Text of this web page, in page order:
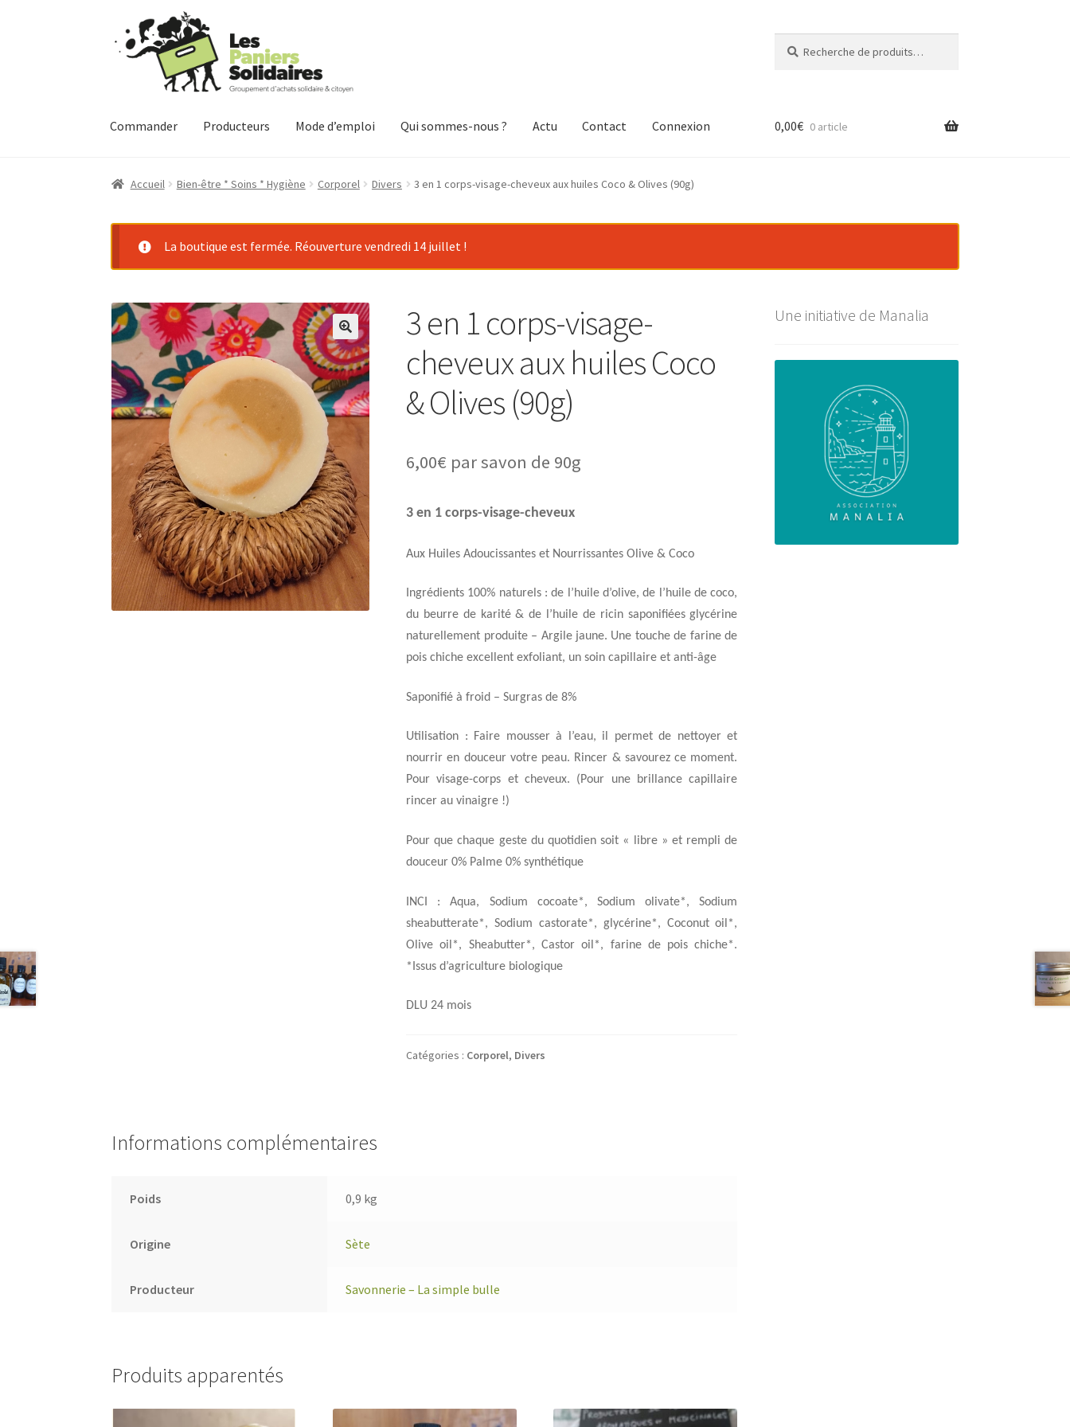
Aller
Aller
pour :
Commander Producteurs Mode d’emploi Qui sommes-nous ? Actu Contact Connexion 0,00€ 0 article
Accueil Bien-être * Soins * Hygiène Corporel Divers 3 en 1 corps-visage-cheveux aux huiles Coco & Olives (90g)
La boutique est fermée. Réouverture vendredi 14 juillet !
3 en 1 corps-visage-
cheveux aux huiles Coco
& Olives (90g)
6,00€ par savon de 90g
3 en 1 corps-visage-cheveux
Aux Huiles Adoucissantes et Nourrissantes Olive & Coco
Ingrédients 100% naturels : de l’huile d’olive, de l’huile de coco,
du beurre de karité & de l’huile de ricin saponifiées glycérine
naturellement produite – Argile jaune. Une touche de farine de
pois chiche excellent exfoliant, un soin capillaire et anti-âge
Saponifié à froid – Surgras de 8%
Utilisation : Faire mousser à l’eau, il permet de nettoyer et
nourrir en douceur votre peau. Rincer & savourez ce moment.
Pour visage-corps et cheveux. (Pour une brillance capillaire
rincer au vinaigre !)
Pour que chaque geste du quotidien soit « libre » et rempli de
douceur 0% Palme 0% synthétique
INCI : Aqua, Sodium cocoate*, Sodium olivate*, Sodium
sheabutterate*, Sodium castorate*, glycérine*, Coconut oil*,
Olive oil*, Sheabutter*, Castor oil*, farine de pois chiche*.
*Issus d’agriculture biologique
DLU 24 mois
Catégories : Corporel, Divers
Informations complémentaires
Poids 0,9 kg
Origine Sète
Producteur Savonnerie – La simple bulle
Produits apparentés
Une initiative de Manalia